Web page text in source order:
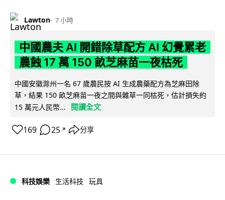
Lawton 7 小時
中國農夫 AI 開錯除草配方 AI 幻覺累老
農蝕 17 萬 150 畝芝麻苗一夜枯死
中國安徽滁州一名 67 歲農民按 AI 生成農藥配方為芝麻田除
草，結果 150 畝芝麻苗一夜之間與雜草一同枯死，估計損失約
15 萬元人民幣...
閱讀全文
169 25 ↗ 分享
科技娛樂 生活科技 玩具